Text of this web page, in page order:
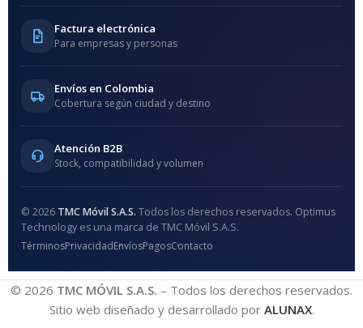
Factura electrónica
Para empresas y personas
Envíos en Colombia
Cobertura según ciudad y destino
Atención B2B
Stock, compatibilidad y volumen
© 2026 TMC Móvil S.A.S. Todos los derechos reservados. Optimus
Technology es una marca de TMC Móvil S.A.S.
TérminosPrivacidadEnvíosPagosContacto
© 2026 TMC MÓVIL S.A.S. – Todos los derechos reservados.
Sitio web diseñado y desarrollado por ALUNAX.